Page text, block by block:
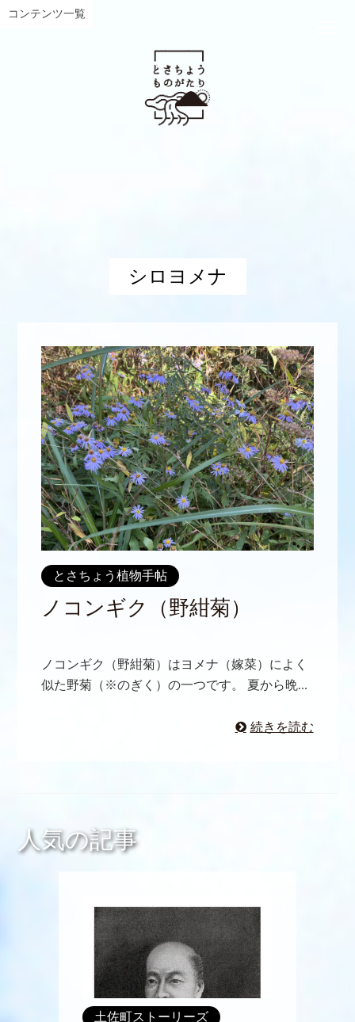
コンテンツ一覧
シロヨメナ
とさちょう植物手帖
ノコンギク（野紺菊）
ノコンギク（野紺菊）はヨメナ（嫁菜）によく
似た野菊（※のぎく）の一つです。 夏から晩...
続きを読む
人気の記事
土佐町ストーリーズ